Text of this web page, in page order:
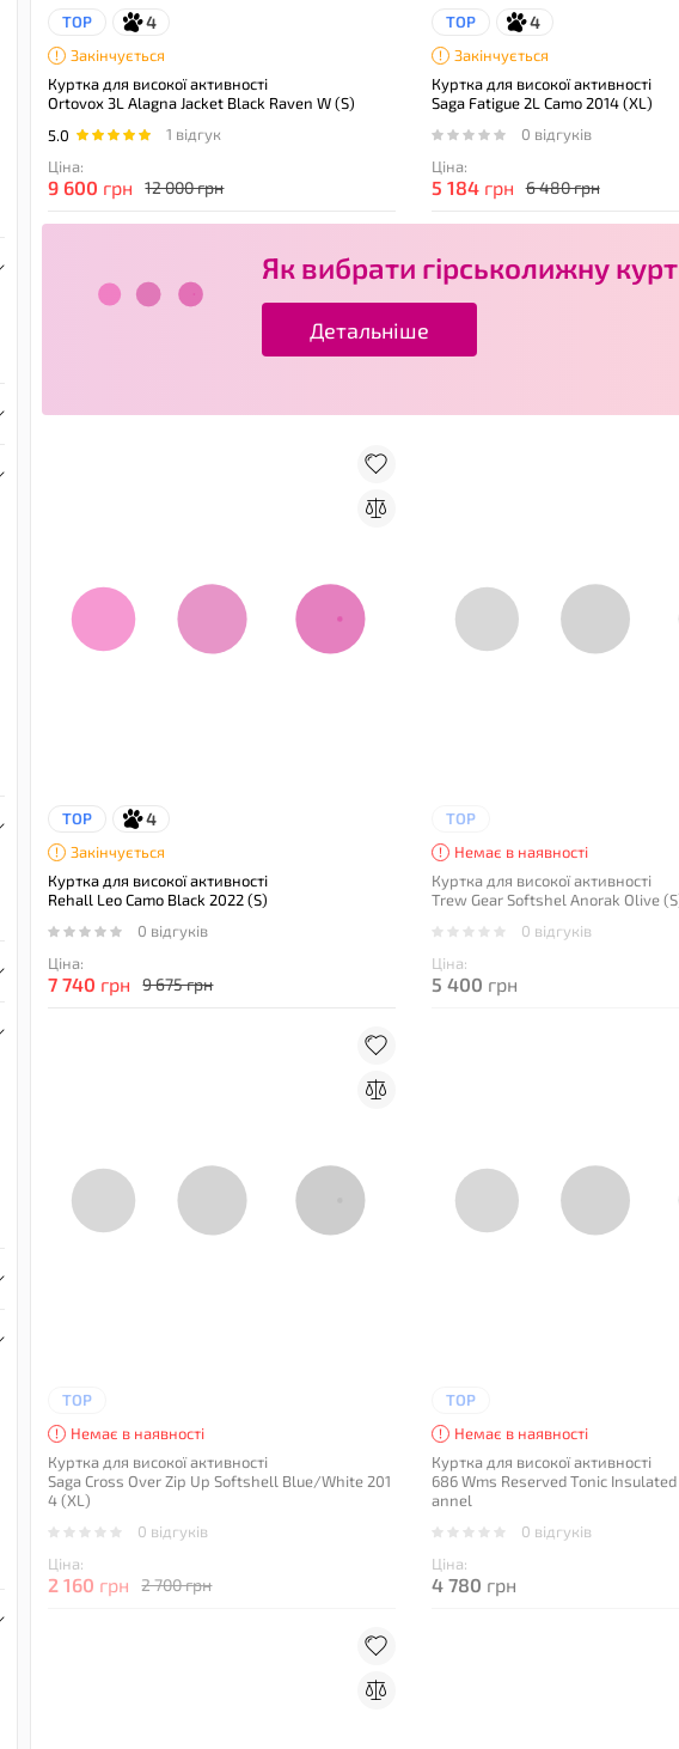
TOP 4
Закінчується
Куртка для високої активності
Ortovox 3L Alagna Jacket Black Raven W (S)
5.0
1 відгук
Ціна:
9 600 грн 12 000 грн
TOP 4
Закінчується
Куртка для високої активності
Saga Fatigue 2L Camo 2014 (XL)
0 відгуків
Ціна:
5 184грн 6 480 грн
Як вибрати гірськолижну
Детальніше
TOP 4
Закінчується
Куртка для високої активності
Rehall Leo Camo Black 2022 (S)
0 відгуків
Ціна:
7 740 грн 9 675 грн
TOP
Немає в наявності
Куртка для високої активності
Trew Gear Softshel Anorak Olive
0 відгуків
Ціна:
5 400 грн
TOP
Немає в наявності
Куртка для високої активності
Saga Cross Over Zip Up Softshell Blue/White 201
4 (XL)
0 відгуків
Ціна:
2 160 грн 2 700 грн
TOP
Немає в наявності
Куртка для високої активності
686 Wms Reserved Tonic
annel
0 відгуків
Ціна:
4 780 грн